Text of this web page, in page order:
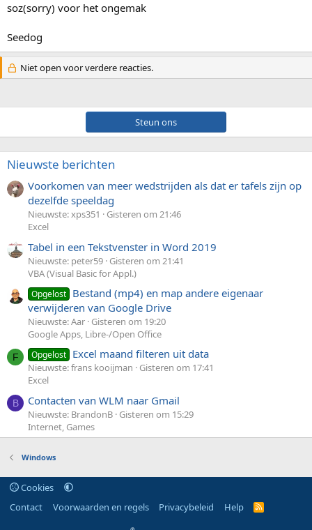
soz(sorry) voor het ongemak
Seedog
Niet open voor verdere reacties.
Steun ons
Nieuwste berichten
Voorkomen van meer wedstrijden als dat er tafels zijn op
dezelfde speeldag
Nieuwste: xps351
Gisteren om 21:46
Excel
Tabel in een Tekstvenster in Word 2019
Nieuwste: peter59 Gisteren om 21:41
VBA (Visual Basic for Appl.)
Opgelost Bestand (mp4) en map andere eigenaar
verwijderen van Google Drive
Nieuwste: Aar Gisteren om 19:20
Google Apps, Libre-/Open Office
F Opgelost Excel maand filteren uit data
Nieuwste: frans kooijman
Gisteren om 17:41
Excel
B Contacten van WLM naar Gmail
Nieuwste: BrandonB Gisteren om 15:29
Internet, Games
Windows
Cookies
Contact
Voorwaarden en regels Privacybeleid Help
R
S